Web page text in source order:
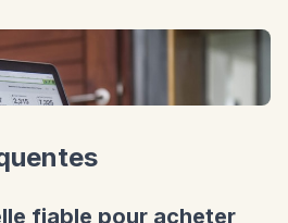
fiable pour acheter